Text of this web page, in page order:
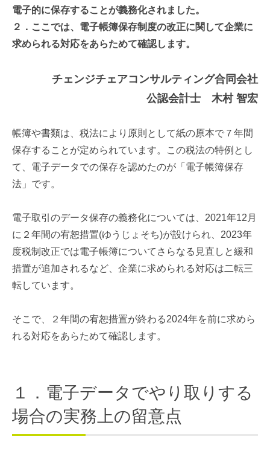
電子的に保存することが義務化されました。
２．ここでは、電子帳簿保存制度の改正に関して企業に
求められる対応をあらためて確認します。
チェンジチェアコンサルティング合同会社
公認会計士 木村 智宏
帳簿や書類は、税法により原則として紙の原本で７年間
保存することが定められています。この税法の特例とし
て、電子データでの保存を認めたのが「電子帳簿保存
法」です。
電子取引のデータ保存の義務化については、2021年12月
に２年間の宥恕措置(ゆうじょそち)が設けられ、2023年
度税制改正では電子帳簿についてさらなる見直しと緩和
措置が追加されるなど、企業に求められる対応は二転三
転しています。
そこで、２年間の宥恕措置が終わる2024年を前に求めら
れる対応をあらためて確認します。
１．電子データでやり取りする
場合の実務上の留意点